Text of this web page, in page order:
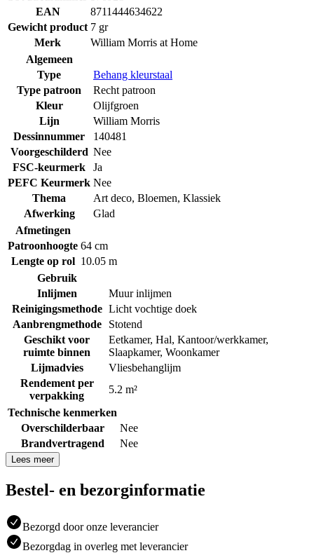
EAN
8711444634622
Gewicht product 7 gr
Merk
William Morris at Home
Algemeen
Type
Behang kleurstaal
Type patroon
Recht patroon
Kleur
Olijfgroen
Lijn
William Morris
Dessinnummer
140481
Voorgeschilderd Nee
FSC-keurmerk
Ja
PEFC Keurmerk Nee
Thema
Art deco, Bloemen, Klassiek
Afwerking
Glad
Afmetingen
Patroonhoogte 64 cm
Lengte op rol 10.05 m
Gebruik
Inlijmen
Muur inlijmen
Reinigingsmethode Licht vochtige doek
Aanbrengmethode
Stotend
Geschikt voor
ruimte binnen
Eetkamer, Hal, Kantoor/werkkamer,
Slaapkamer, Woonkamer
Lijmadvies
Vliesbehanglijm
Rendement per
verpakking
5.2 m²
Technische kenmerken
Overschilderbaar
Nee
Brandvertragend
Nee
Lees meer
Bestel- en bezorginformatie
Bezorgd door onze leverancier
Bezorgdag in overleg met leverancier